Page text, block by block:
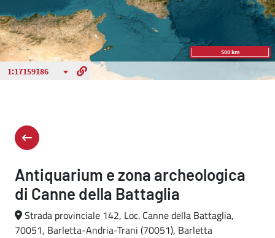
Antiquarium e zona archeologica
di Canne della Battaglia
Strada provinciale 142, Loc. Canne della Battaglia,
70051, Barletta-Andria-Trani (70051), Barletta